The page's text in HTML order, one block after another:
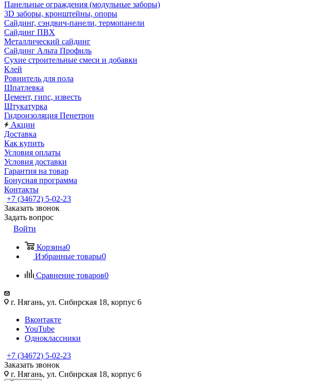
Панельные ограждения (модульные заборы)
3D заборы, кронштейны, опоры
Cайдинг, сэндвич-панели, термопанели
Сайдинг ПВХ
Металлический сайдинг
Сайдинг Альта Профиль
Сухие строительные смеси и добавки
Клей
Ровнитель для пола
Шпатлевка
Цемент, гипс, известь
Штукатурка
Гидроизоляция Пенетрон
Акции
Доставка
Как купить
Условия оплаты
Условия доставки
Гарантия на товар
Бонусная программа
Контакты
+7 (34672) 5-02-23
Заказать звонок
Задать вопрос
Войти
Корзина0
Избранные товары0
Сравнение товаров0
г. Нягань, ул. Сибирская 18, корпус 6
Вконтакте
YouTube
Одноклассники
+7 (34672) 5-02-23
Заказать звонок
г. Нягань, ул. Сибирская 18, корпус 6